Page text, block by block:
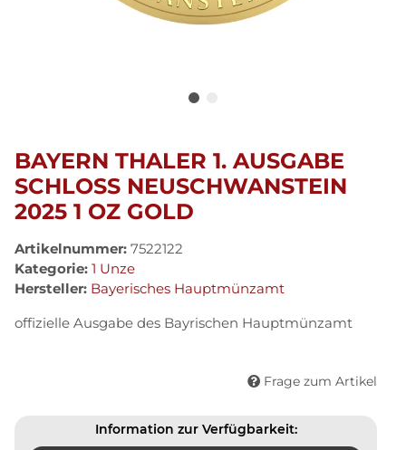
BAYERN THALER 1. AUSGABE
SCHLOSS NEUSCHWANSTEIN
2025 1 OZ GOLD
Artikelnummer: 7522122
Kategorie: 1 Unze
Hersteller: Bayerisches Hauptmünzamt
offizielle Ausgabe des Bayrischen Hauptmünzamt
Frage zum Artikel
Information zur Verfügbarkeit: